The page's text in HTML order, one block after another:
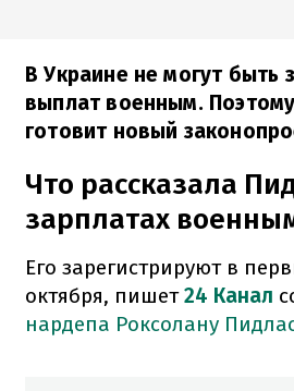
В Украине не могут быть
выплат военным.
готовит новый
Что рассказала
зарплатах
Его зарегистрируют в
октября, пишет24 Канал
нардепа Роксолану